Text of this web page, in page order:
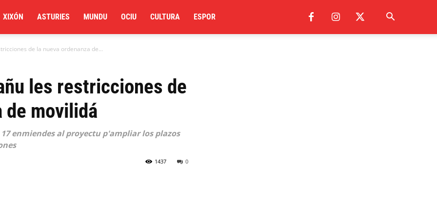
XIXÓN ASTURIES MUNDU OCIU CULTURA ESPOR
de la nueva ordenanza de...
les restricciones de
de movilidá
enmiendes al proyectu p'ampliar los plazos
0
1437